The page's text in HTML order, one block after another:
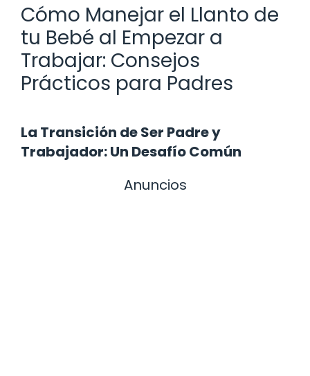
Cómo Manejar el Llanto de
tu Bebé al Empezar a
Trabajar: Consejos
Prácticos para Padres
La Transición de Ser Padre y
Trabajador: Un Desafío Común
Anuncios